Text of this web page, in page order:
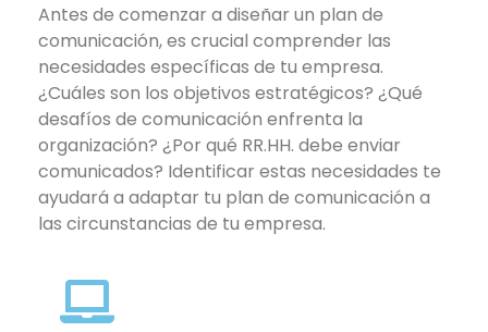
Antes de comenzar a diseñar un plan de
comunicación, es crucial comprender las
necesidades específicas de tu empresa.
¿Cuáles son los objetivos estratégicos? ¿Qué
desafíos de comunicación enfrenta la
organización? ¿Por qué RR.HH. debe enviar
comunicados? Identificar estas necesidades te
ayudará a adaptar tu plan de comunicación a
las circunstancias de tu empresa.